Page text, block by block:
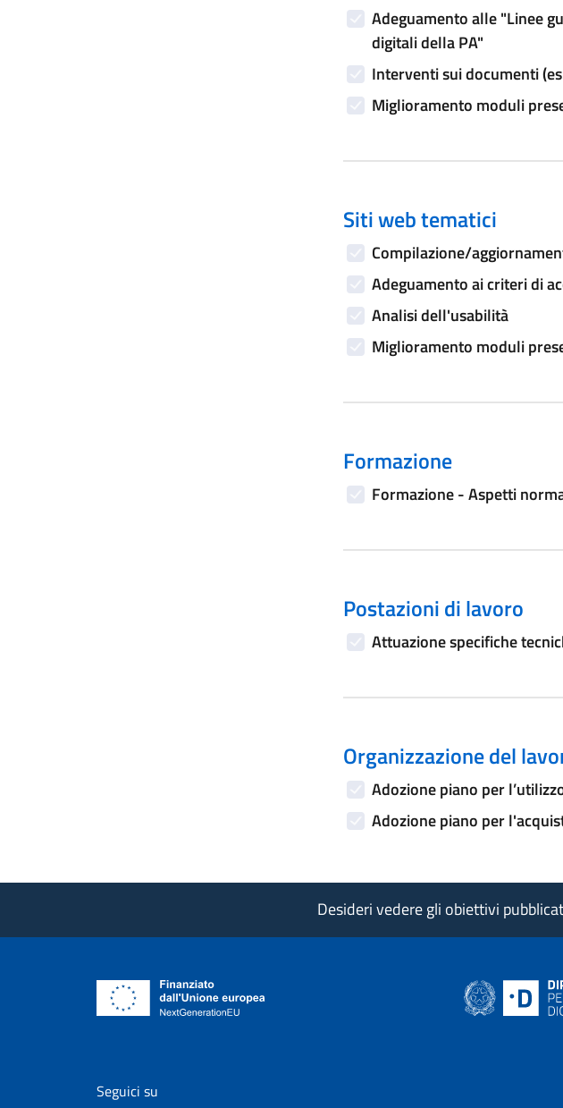
Adeguamento alle "Linee
digitali della PA"
Interventi sui documenti
Miglioramento moduli
Siti web tematici
Compilazione/
Adeguamento ai criteri di
Analisi dell'usabilità
Miglioramento moduli
Formazione
Formazione - Aspetti
Postazioni di lavoro
Attuazione specifiche
Organizzazione del
Adozione piano per
Adozione piano per
Desideri vedere gli obiettivi
Seguici su